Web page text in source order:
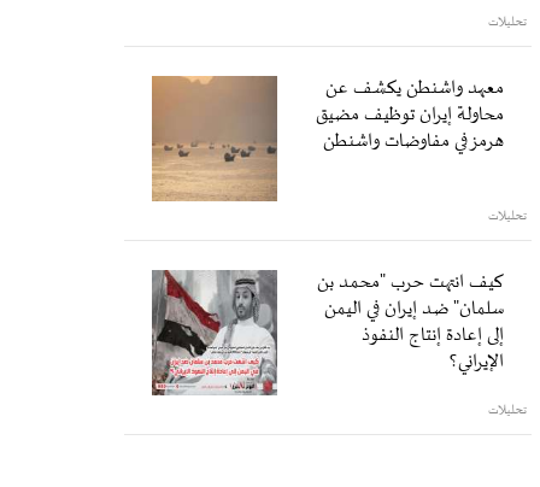
تحليلات
معهد واشنطن يكشف عن
محاولة إيران توظيف مضيق
هرمز في مفاوضات واشنطن
تحليلات
كيف انتهت حرب "محمد بن
سلمان" ضد إيران في اليمن
إلى إعادة إنتاج النفوذ
الإيراني؟
تحليلات